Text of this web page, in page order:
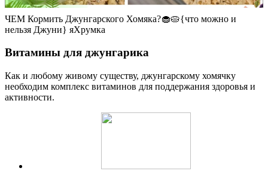
ЧЕМ Кормить Джунгарского Хомяка?🧁🥧{что можно и
нельзя Джуни} яХрумка
Витамины для джунгарика
Как и любому живому существу, джунгарскому хомячку
необходим комплекс витаминов для поддержания здоровья и
активности.